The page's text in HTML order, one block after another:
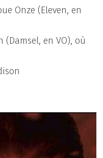
Onze (Eleven, en
(Damsel, en VO), où